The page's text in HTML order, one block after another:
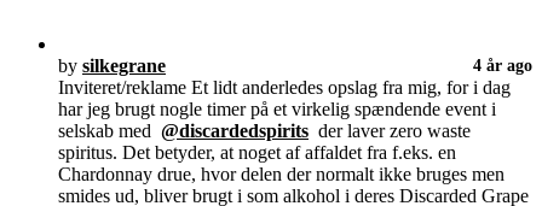
by silkegrane 4 år ago
Inviteret/reklame Et lidt anderledes opslag fra mig, for i dag
har jeg brugt nogle timer på et virkelig spændende event i
selskab med @discardedspirits der laver zero waste
spiritus. Det betyder, at noget af affaldet fra f.eks. en
Chardonnay drue, hvor delen der normalt ikke bruges men
smides ud, bliver brugt i som alkohol i deres Discarded Grape